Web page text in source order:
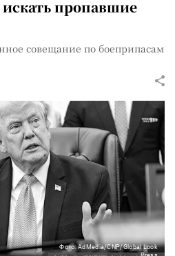
пропавшие
совещание по боеприпасам
Фото: AdMedia/CNP/Global Look